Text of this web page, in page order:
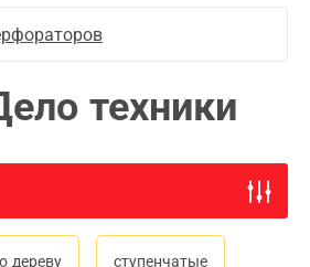
техники
дереву ступенчатые